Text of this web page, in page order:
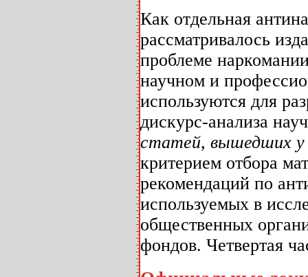
Как отдельная
рассматривалось
проблеме
научном и
используются для
дискурс-анализа
статей, вышедших у
критерием отбора
рекомендаций по
используемых в
общественных
фондов. Четвертая